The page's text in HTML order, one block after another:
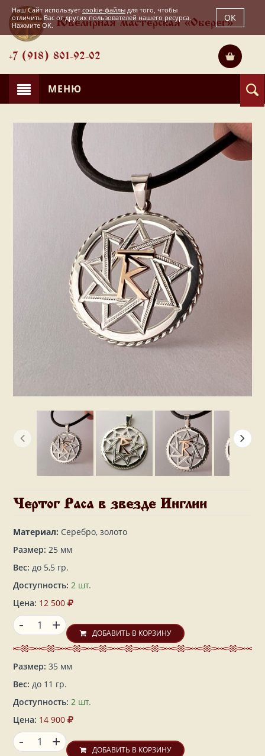
Ювелирная мастерская «Оберег»
+7 (918) 801-92-02
МЕНЮ
Чертог Раса в звезде Инглии
Материал: Серебро, золото
Размер: 25 мм
Вес: до 5,5 гр.
Доступность: 2 шт.
Цена: 12 500
+
- ДОБАВИТЬ В КОРЗИНУ
Размер: 35 мм
Вес: до 11 гр.
Доступность: 2 шт.
Цена: 14 900
+
- ДОБАВИТЬ В КОРЗИНУ
Наш Сайт использует cookie-файлы для того, чтобы
отличить Вас от других пользователей нашего ресурса.
Нажмите OK.
OK